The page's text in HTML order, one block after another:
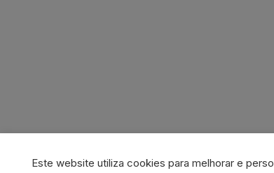
Este website utiliza cookies para melhorar e